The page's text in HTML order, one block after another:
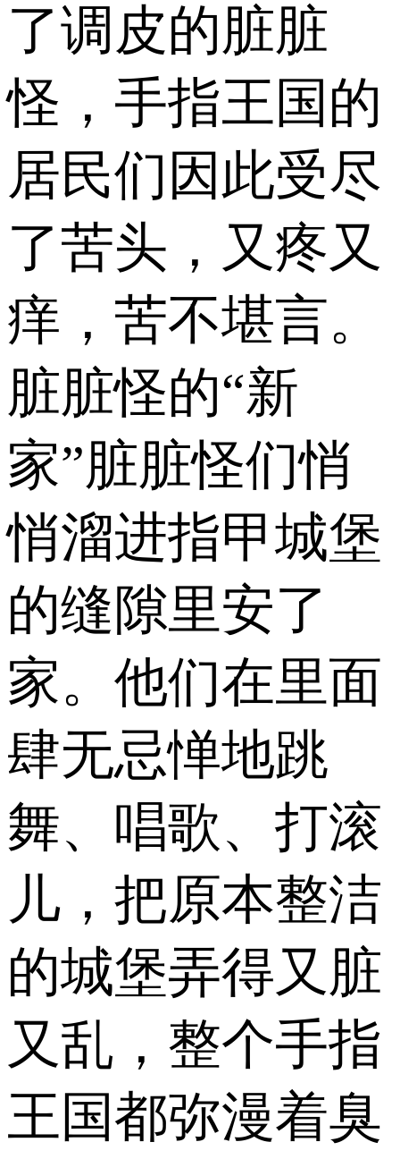
了调皮的脏脏
怪，手指王国的
居民们因此受尽
了苦头，又疼又
痒，苦不堪言。
脏脏怪的“新
家”脏脏怪们悄
悄溜进指甲城堡
的缝隙里安了
家。他们在里面
肆无忌惮地跳
舞、唱歌、打滚
儿，把原本整洁
的城堡弄得又脏
又乱，整个手指
王国都弥漫着臭